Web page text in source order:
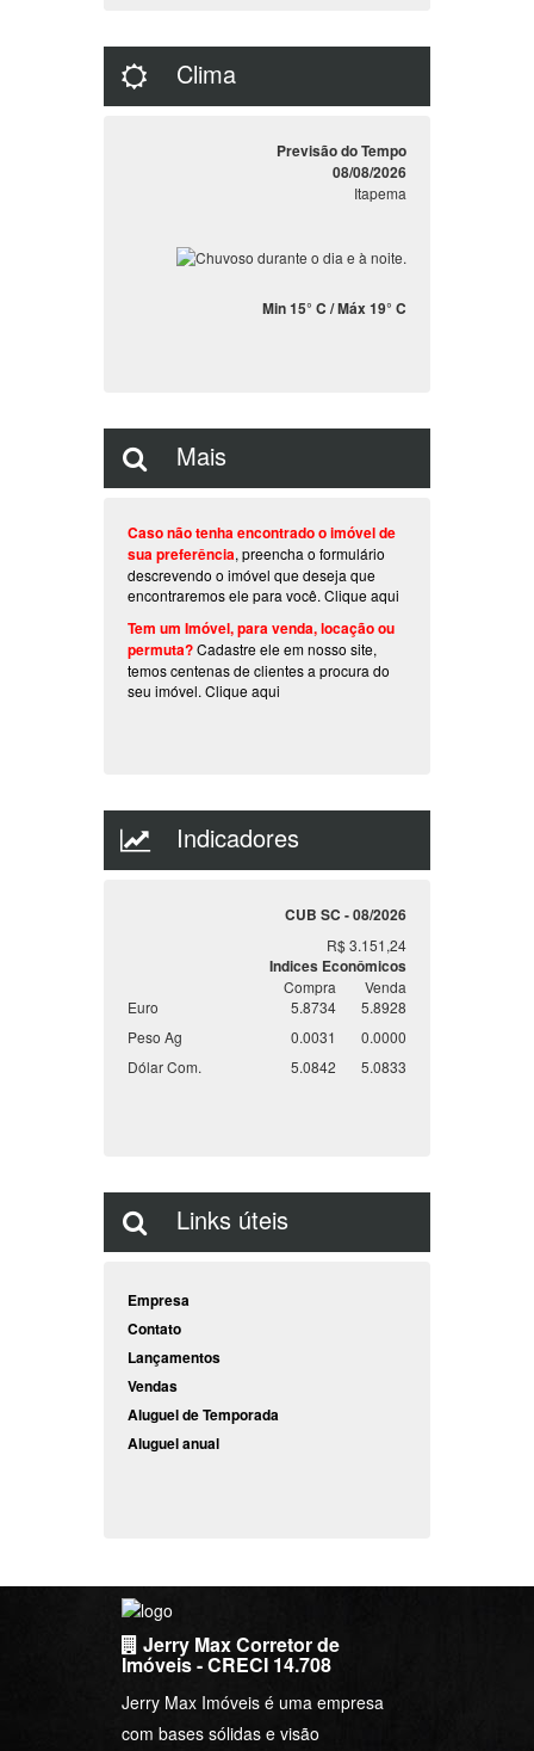
Clima
Previsão do Tempo
08/08/2026
Itapema
Min 15° C / Máx 19° C
Mais
Caso não tenha encontrado o imóvel de
sua preferência, preencha o formulário
descrevendo o imóvel que deseja que
encontraremos ele para você. Clique aqui
Tem um Imóvel, para venda, locação ou
permuta?Cadastre ele em nosso site,
temos centenas de clientes a procura do
seu imóvel. Clique aqui
Indicadores
CUB SC - 08/2026
R$ 3.151,24
Indices Econômicos
Compra
Venda
Euro
5.8734
5.8928
Peso Ag
0.0031
0.0000
Dólar Com.
5.0842 5.0833
Links úteis
Empresa
Contato
Lançamentos
Vendas
Aluguel de Temporada
Aluguel anual
Jerry Max Corretor de
Imóveis - CRECI 14.708
Jerry Max Imóveis é uma empresa
com bases sólidas e visão